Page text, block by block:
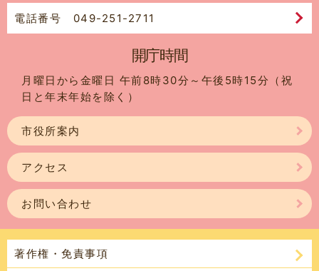
電話番号 049-251-2711
開庁時間
月曜日から金曜日 午前8時30分～午後5時15分（祝
日と年末年始を除く）
市役所案内
アクセス
お問い合わせ
著作権・免責事項